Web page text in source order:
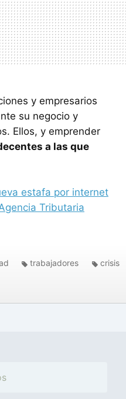
y empresarios
su negocio y
Ellos, y emprender
a las que
estafa por internet
Tributaria
trabajadores crisis